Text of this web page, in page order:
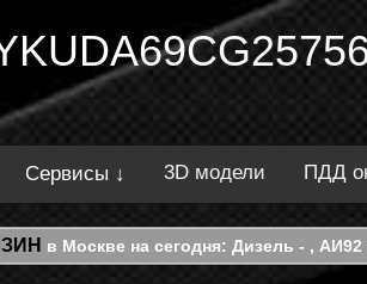
Сервисы ↓ 3D модели ПДД
в Москве на сегодня: Дизель - ,